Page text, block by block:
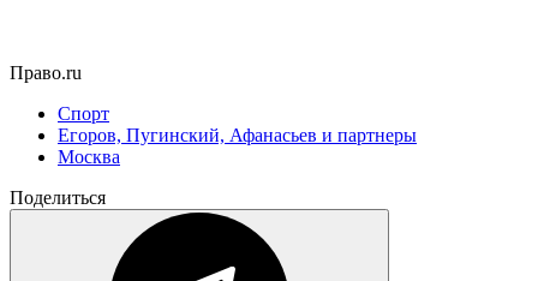
Право.ru
Спорт
Егоров, Пугинский, Афанасьев и партнеры
Москва
Поделиться